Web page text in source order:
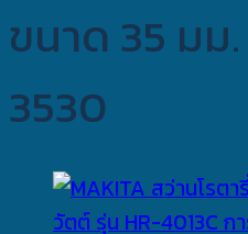
ขนาด 35 มม
3530